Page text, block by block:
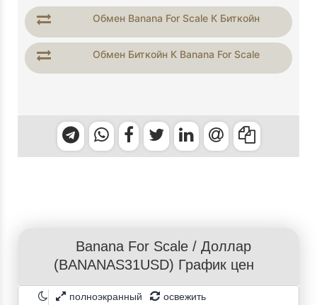
Обмен Banana For Scale К Биткойн
Обмен Биткойн К Banana For Scale
Banana For Scale / Доллар
(BANANAS31USD) График цен
полноэкранный освежить